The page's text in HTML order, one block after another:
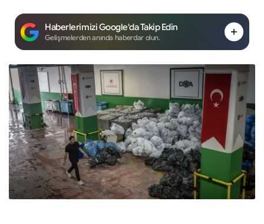
Haberlerimizi Google'da Takip Edin
Gelişmelerden anında haberdar olun.